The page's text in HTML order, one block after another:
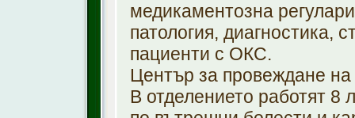
медикаментозна
патология, диагностика,
пациенти с ОКС.
Център за провеждане на
В отделението работят 8